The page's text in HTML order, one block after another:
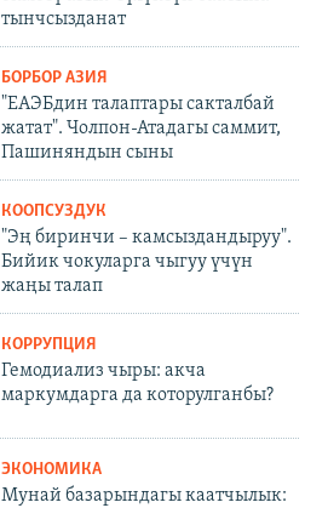
тынчсызданат
БОРБОР АЗИЯ
"ЕАЭБдин талаптары сакталбай
жатат". Чолпон-Атадагы саммит,
Пашиняндын сыны
КООПСУЗДУК
"Эң биринчи – камсыздандыруу".
Бийик чокуларга чыгуу үчүн
жаңы талап
КОРРУПЦИЯ
Гемодиализ чыры: акча
маркумдарга да которулганбы?
ЭКОНОМИКА
Мунай базарындагы каатчылык: